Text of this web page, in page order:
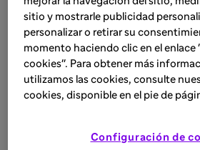
mucho antes de
aparezcan los
En general, la DT1 es una
secuencialmente, a través de
progresión de la DT1, desde la fase
sitio y mostrarle publicidad
personalizar o retirar su
momento haciendo clic en el
cookies". Para obtener más
utilizamos las cookies, consulte
cookies, disponible en el pie de
Configuración de